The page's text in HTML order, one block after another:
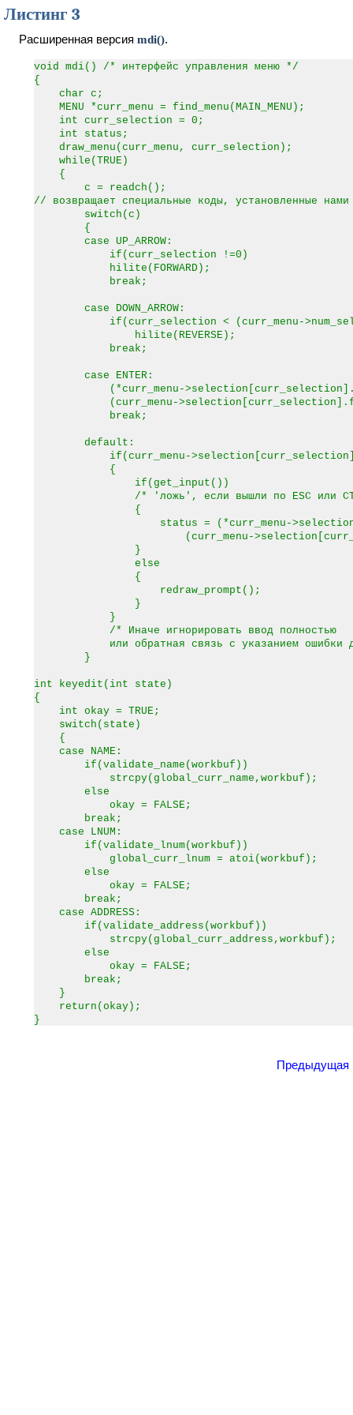
Листинг 3
Расширенная версия mdi().
void mdi() /* интерфейс управления меню */
{
char c;
MENU *curr_menu = find_menu(MAIN_MENU);
int curr_selection = 0;
int status;
draw_menu(curr_menu, curr_selection);
while(TRUE)
{
c = readch();
// возвращает специальные коды, установленные
switch(c)
{
case UP_ARROW:
if(curr_selection !=0)
hilite(FORWARD);
break;
case DOWN_ARROW:
if(curr_selection < (curr_menu-
hilite(REVERSE);
break;
case ENTER:
(*curr_menu-
(curr_menu-
break;
default:
if(curr_menu-
{
if(get_input())
/* 'ложь', если вышли по ESC или
{
status = (*curr_menu-
(curr_menu-
}
else
{
redraw_prompt();
}
}
/* Иначе игнорировать ввод полностью
или обратная связь с указанием ошибки
}
int keyedit(int state)
{
int okay = TRUE;
switch(state)
{
case NAME:
if(validate_name(workbuf))
strcpy(global_curr_name,workbuf);
else
okay = FALSE;
break;
case LNUM:
if(validate_lnum(workbuf))
global_curr_lnum = atoi(workbuf);
else
okay = FALSE;
break;
case ADDRESS:
if(validate_address(workbuf))
strcpy(global_curr_address,workbuf);
else
okay = FALSE;
break;
}
return(okay);
}
Предыдущая